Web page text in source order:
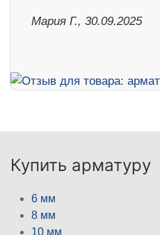
Мария Г., 30.09.2025
Купить арматуру
6 мм
8 мм
10 мм